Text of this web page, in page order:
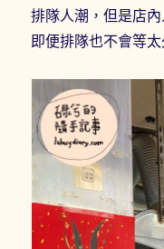
排隊人潮，但是店
即便排隊也不會等太